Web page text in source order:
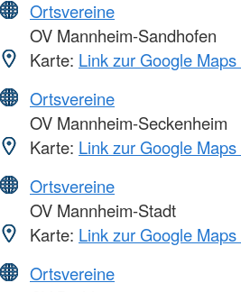
Ortsvereine
OV Mannheim-Sandhofen
Karte: Link zur Google
Ortsvereine
OV Mannheim-Seckenheim
Karte: Link zur Google
Ortsvereine
OV Mannheim-Stadt
Karte: Link zur Google
Ortsvereine